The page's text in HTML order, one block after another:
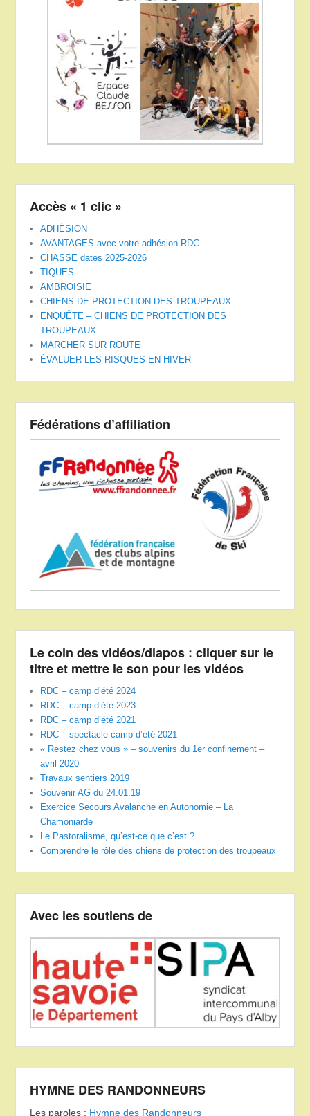
Accès « 1 clic »
ADHÉSION
AVANTAGES avec votre adhésion RDC
CHASSE dates 2025-2026
TIQUES
AMBROISIE
CHIENS DE PROTECTION DES TROUPEAUX
ENQUÊTE – CHIENS DE PROTECTION DES
TROUPEAUX
MARCHER SUR ROUTE
ÉVALUER LES RISQUES EN HIVER
Fédérations d’affiliation
Le coin des vidéos/diapos : cliquer sur le
titre et mettre le son pour les vidéos
RDC – camp d’été 2024
RDC – camp d’été 2023
RDC – camp d’été 2021
RDC – spectacle camp d’été 2021
« Restez chez vous » – souvenirs du 1er confinement –
avril 2020
Travaux sentiers 2019
Souvenir AG du 24.01.19
Exercice Secours Avalanche en Autonomie – La
Chamoniarde
Le Pastoralisme, qu’est-ce que c’est ?
Comprendre le rôle des chiens de protection des troupeaux
Avec les soutiens de
HYMNE DES RANDONNEURS
Les paroles : Hymne des Randonneurs